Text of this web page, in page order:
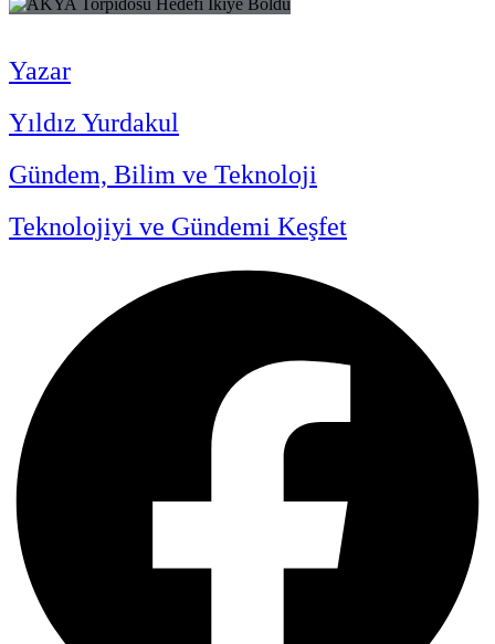
Yazar
Yıldız Yurdakul
Gündem, Bilim ve Teknoloji
Teknolojiyi ve Gündemi Keşfet